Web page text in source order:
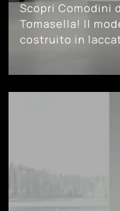
Scopri Comodini
Tomasella! Il
costruito in